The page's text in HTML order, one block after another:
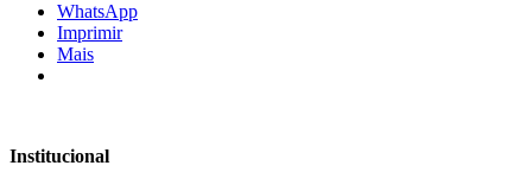
WhatsApp
Imprimir
Mais
Institucional